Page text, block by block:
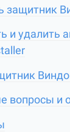
защитник
и удалить
вопросы и